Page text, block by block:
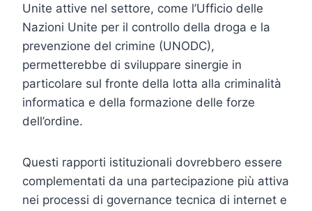
Unite attive nel settore, come l’Ufficio delle
Nazioni Unite per il controllo della droga e la
prevenzione del crimine (UNODC),
permetterebbe di sviluppare sinergie in
particolare sul fronte della lotta alla criminalità
informatica e della formazione delle forze
dell’ordine.
Questi rapporti istituzionali dovrebbero essere
complementati da una partecipazione più attiva
nei processi di governance tecnica di internet e